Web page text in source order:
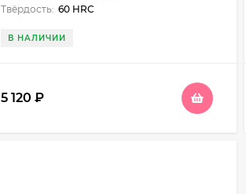
Твёрдость: 60 HRC
В НАЛИЧИИ
5 120₽